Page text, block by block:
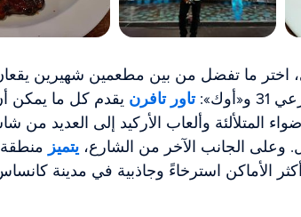
اختر ما تفضل من بين مطعمين شهيرين
تاور تافرن يقدم كل ما يمكن
المتلألئة وألعاب الأركيد إلى العديد من
وعلى الجانب الآخر من الشارع، يتميز
الأماكن استرخاءً وجاذبية في مدينة